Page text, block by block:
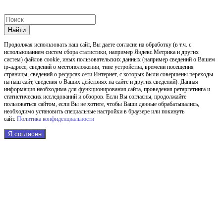
Найти
Продолжая использовать наш cайт, Вы даете согласие на обработку (в т.ч. с
использованием систем сбора статистики, например Яндекс.Метрика и других
систем) файлов cookie, иных пользовательских данных (например сведений о Вашем
ip-адресе, сведений о местоположении, типе устройства, времени посещения
страницы, сведений о ресурсах сети Интернет, с которых были совершены переходы
на наш сайт, сведения о Ваших действиях на сайте и других сведений). Данная
информация необходима для функционирования сайта, проведения ретаргетинга и
статистических исследований и обзоров. Если Вы согласны, продолжайте
пользоваться сайтом, если Вы не хотите, чтобы Ваши данные обрабатывались,
необходимо установить специальные настройки в браузере или покинуть
сайт. Политика конфиденциальности
Я согласен